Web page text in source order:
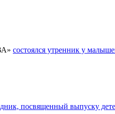
состоялся утренник у
посвященный выпуску